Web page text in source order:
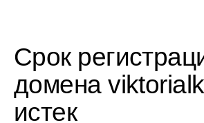
Срок
домена
истек